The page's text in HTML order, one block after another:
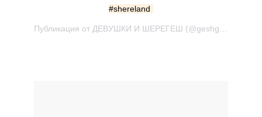
#shereland
Публикация от ДЕВУШКИ И ШЕРЕГЕШ (@geshgirls) Апр 21 2017 в 11:10 PDT